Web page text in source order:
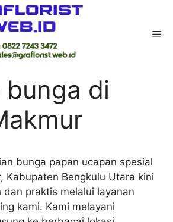
Utara
bunga di
bunga papan ucapan spesial
Kabupaten Bengkulu Utara kini
dan praktis melalui layanan
kami. Kami melayani